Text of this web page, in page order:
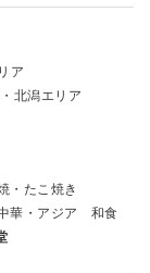
ア
北潟エリア
・たこ焼き
華・アジア
和食